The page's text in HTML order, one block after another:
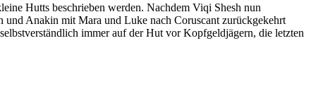
Hutts beschrieben werden. Nachdem Viqi Shesh nun
und Anakin mit Mara und Luke nach Coruscant zurückgekehrt
immer auf der Hut vor Kopfgeldjägern, die letzten